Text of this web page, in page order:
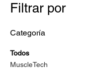
Filtrar por
Categoría
Todos
MuscleTech